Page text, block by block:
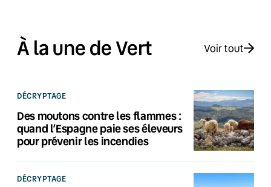
À la une de Vert Voir tout
DÉCRYPTAGE
Des moutons contre les flammes :
quand l’Espagne paie ses éleveurs
pour prévenir les incendies
DÉCRYPTAGE